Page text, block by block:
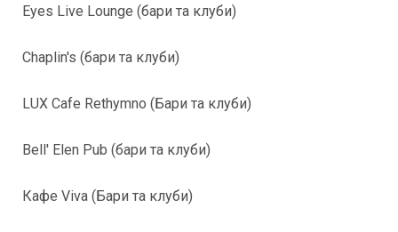
Eyes Live Lounge (бари та клуби)
Chaplin's (бари та клуби)
LUX Cafe Rethymno (Бари та клуби)
Bell' Elen Pub (бари та клуби)
Кафе Viva (Бари та клуби)